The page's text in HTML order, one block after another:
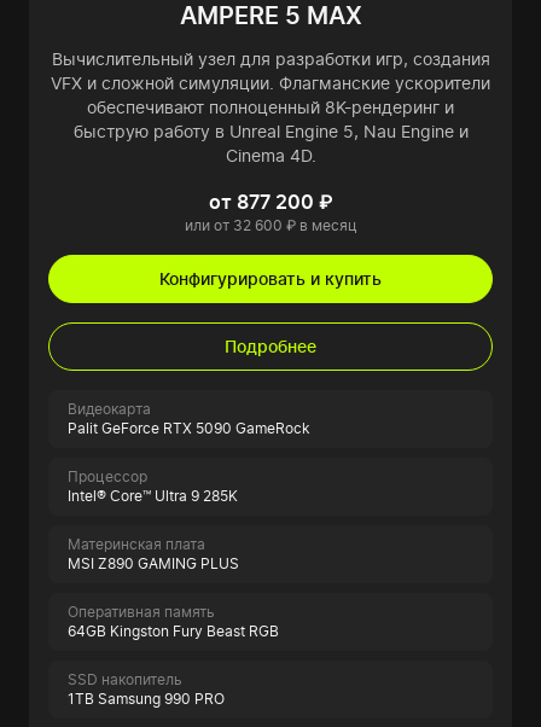
AMPERE 5 MAX
Вычислительный узел для разработки игр, создания
VFX и сложной симуляции. Флагманские ускорители
обеспечивают полноценный 8K-рендеринг и
быструю работу в Unreal Engine 5, Nau Engine и
Cinema 4D.
от 877 200 ₽
или от 32 600 ₽ в месяц
Конфигурировать и купить
Подробнее
Видеокарта
Palit GeForce RTX 5090 GameRock
Процессор
Intel® Core™ Ultra 9 285K
Материнская плата
MSI Z890 GAMING PLUS
Оперативная память
64GB Kingston Fury Beast RGB
SSD накопитель
1TB Samsung 990 PRO